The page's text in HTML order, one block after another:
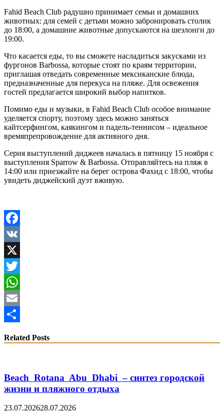
Fahid Beach Club радушно принимает семьи и домашних
животных: для семей с детьми можно забронировать столик
до 18:00, а домашние животные допускаются на шезлонги до
19:00.
Что касается еды, то вы сможете насладиться закусками из
фургонов Barbossa, которые стоят по краям территории,
приглашая отведать современные мексиканские блюда,
предназначенные для перекуса на пляже. Для освежения
гостей предлагается широкий выбор напитков.
Помимо еды и музыки, в Fahid Beach Club особое внимание
уделяется спорту, поэтому здесь можно заняться
кайтсерфингом, каякингом и падель-теннисом – идеальное
времяпрепровождение для активного дня.
Серия выступлений диджеев началась в пятницу 15 ноября с
выступления Sparrow & Barbossa. Отправляйтесь на пляж в
14:00 или приезжайте на берег острова Фахид с 18:00, чтобы
увидеть диджейский дуэт вживую.
Facebook
VK
X
Twitter
WhatsApp
Email
Related Posts
Beach Rotana Abu Dhabi – синтез городской
жизни и пляжного отдыха
23.07.202628.07.2026